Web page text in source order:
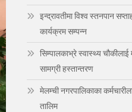
इन्द्रावतीमा विश्व स्तनपान
कार्यक्रम सम्पन्न
सिम्पालकाभ्रे स्वास्थ्य चौकीलाई
सामग्री हस्तान्तरण
मेलम्ची नगरपालिकाका
तालिम